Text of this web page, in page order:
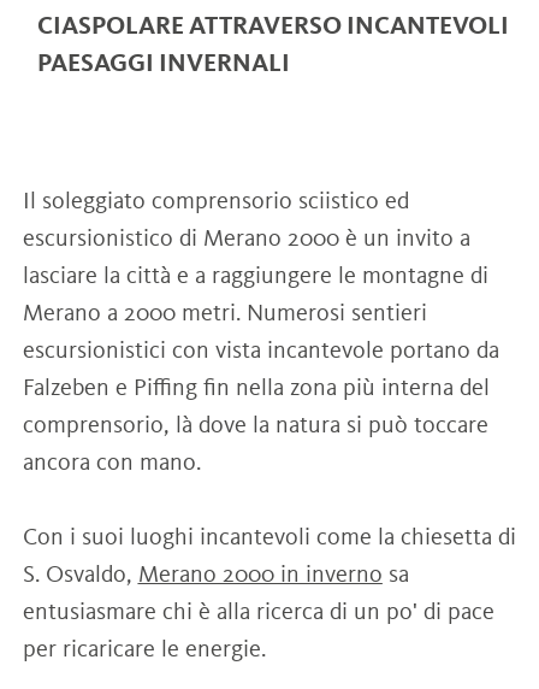
CIASPOLARE ATTRAVERSO INCANTEVOLI
PAESAGGI INVERNALI
Il soleggiato comprensorio sciistico ed
escursionistico di Merano 2000 è un invito a
lasciare la città e a raggiungere le montagne di
Merano a 2000 metri. Numerosi sentieri
escursionistici con vista incantevole portano da
Falzeben e Piffing fin nella zona più interna del
comprensorio, là dove la natura si può toccare
ancora con mano.
Con i suoi luoghi incantevoli come la chiesetta di
S. Osvaldo, Merano 2000 in inverno sa
entusiasmare chi è alla ricerca di un po' di pace
per ricaricare le energie.